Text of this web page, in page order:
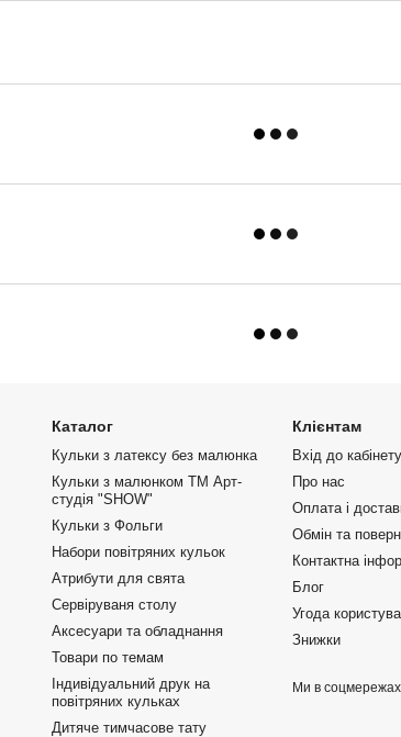
Каталог
Кульки з латексу без малюнка
Кульки з малюнком ТМ Арт-
студія "SHOW"
Кульки з Фольги
Набори повітряних кульок
Атрибути для свята
Сервіруваня столу
Аксесуари та обладнання
Товари по темам
Індивідуальний друк на
повітряних кульках
Дитяче тимчасове тату
Клієнтам
Вхід до кабінету
Про нас
Оплата і
Обмін та
Контактна
Блог
Угода
Знижки
Ми в соцмережах